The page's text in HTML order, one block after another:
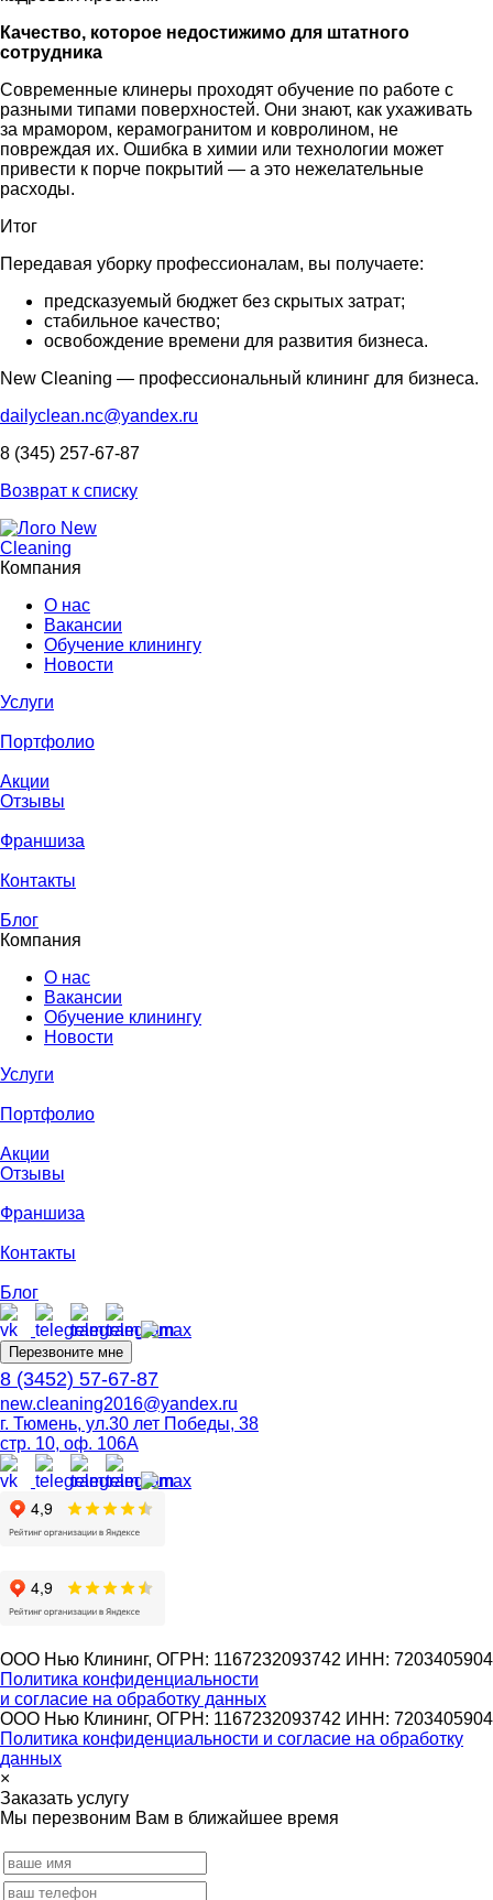
Качество, которое недостижимо для штатного
сотрудника
Современные клинеры проходят обучение по работе с
разными типами поверхностей. Они знают, как ухаживать
за мрамором, керамогранитом и ковролином, не
повреждая их. Ошибка в химии или технологии может
привести к порче покрытий — а это нежелательные
расходы.
Итог
Передавая уборку профессионалам, вы получаете:
предсказуемый бюджет без скрытых затрат;
стабильное качество;
освобождение времени для развития бизнеса.
New Cleaning — профессиональный клининг для бизнеса.
dailyclean.nc@yandex.ru
8 (345) 257-67-87
Возврат к списку
Компания
О нас
Вакансии
Обучение клинингу
Новости
Услуги
Портфолио
Акции
Отзывы
Франшиза
Контакты
Блог
Компания
О нас
Вакансии
Обучение клинингу
Новости
Услуги
Портфолио
Акции
Отзывы
Франшиза
Контакты
Блог
Перезвоните мне
8 (3452) 57-67-87
new.cleaning2016@yandex.ru
г. Тюмень, ул.30 лет Победы, 38
стр. 10, оф. 106А
ООО Нью Клининг, ОГРН: 1167232093742 ИНН: 7203405904
Политика конфиденциальности
и согласие на обработку данных
ООО Нью Клининг, ОГРН: 1167232093742 ИНН: 7203405904
Политика конфиденциальности и согласие на обработку
данных
×
Заказать услугу
Мы перезвоним Вам в ближайшее время